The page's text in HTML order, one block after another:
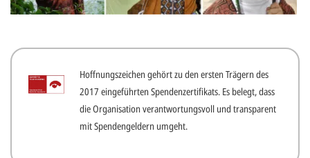
Hoffnungszeichen gehört zu den ersten Trägern des
2017 eingeführten Spendenzertifikats. Es belegt, dass
die Organisation verantwortungsvoll und transparent
mit Spendengeldern umgeht.